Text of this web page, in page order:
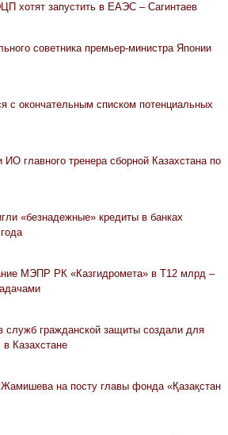
хотят запустить в ЕАЭС – Сагинтаев
советника премьер-министра Японии
с окончательным списком потенциальных
главного тренера сборной Казахстана по
«безнадежные» кредиты в банках
МЭПР РК «Казгидромета» в Т12 млрд –
служб гражданской защиты создали для
в Казахстане
на посту главы фонда «Қазақстан